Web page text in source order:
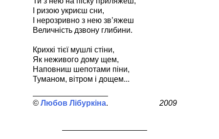
І ризою укриєш сни,
І нерозривно з нею зв’яжеш
Величність дзвону глибини.
Крихкі тієї мушлі стіни,
Як неживого дому щем,
Наповниш шепотами піни,
Туманом, вітром і дощем...
Любов Лібуркіна 2009